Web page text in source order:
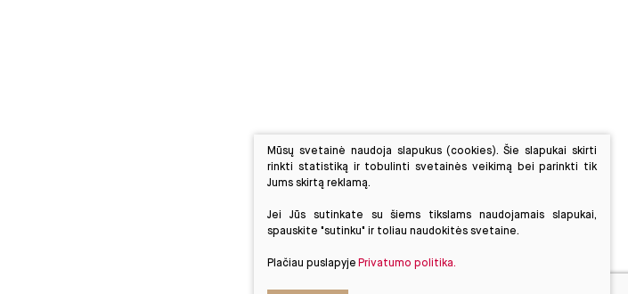
Mūsų svetainė naudoja slapukus (cookies). Šie slapukai skirti
rinkti statistiką ir tobulinti svetainės veikimą bei parinkti tik
Jums skirtą reklamą.
Jei Jūs sutinkate su šiems tikslams naudojamais slapukai,
spauskite "sutinku" ir toliau naudokitės svetaine.
Plačiau puslapyje Privatumo politika.